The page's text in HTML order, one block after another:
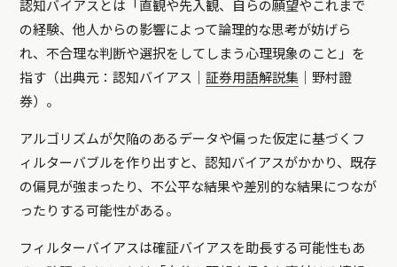
認知バイアスとは「直観や先入観、自らの願望やこれまで
の経験、他人からの影響によって論理的な思考が妨げら
れ、不合理な判断や選択をしてしまう心理現象のこと」を
指す（出典元：認知バイアス｜証券用語解説集 ｜野村證
券）。
アルゴリズムが欠陥のあるデータや偏った仮定に基づくフ
ィルターバブルを作り出すと、認知バイアスがかかり、既存
の偏見が強まったり、不公平な結果や差別的な結果につなが
ったりする可能性がある。
フィルターバイアスは確証バイアスを助長する可能性もあ